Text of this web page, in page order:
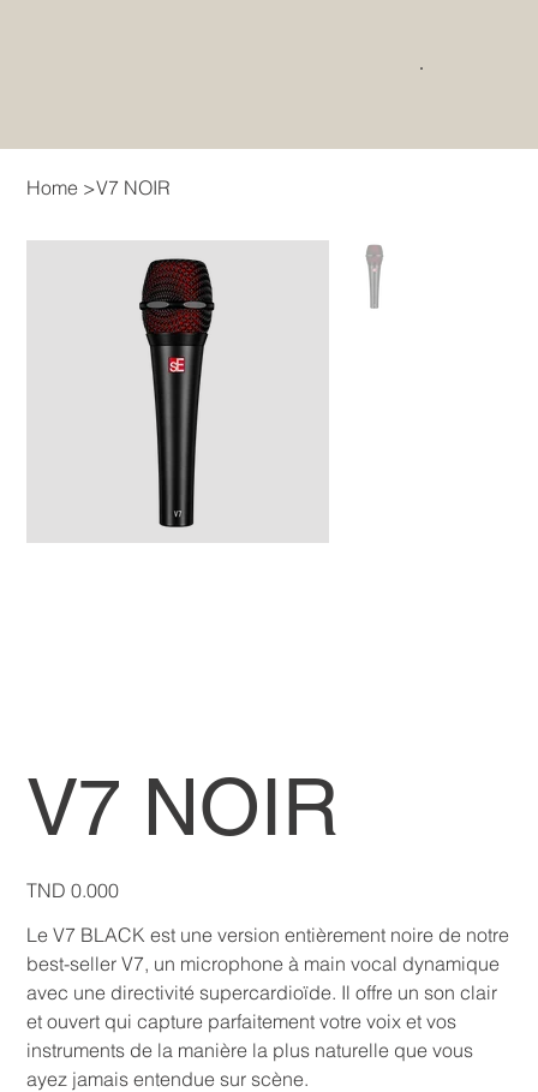
Home >V7 NOIR
V7 NOIR
Price
TND 0.000
Le V7 BLACK est une version entièrement noire de notre
best-seller V7, un microphone à main vocal dynamique
avec une directivité supercardioïde. Il offre un son clair
et ouvert qui capture parfaitement votre voix et vos
instruments de la manière la plus naturelle que vous
ayez jamais entendue sur scène.